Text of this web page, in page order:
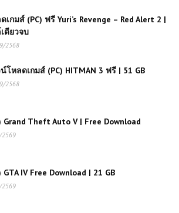
X Boruto: Ultimate
Connections | Free
ฟรี Firefighting
เกมนักผจญเพลิงสุด
ทุกสถานการณ์
GTA IV Free Download |
The Arrival Free
เกมส์ (PC) ฟรี Yuri’s Revenge – Red Alert 2 |
ดียวจบ
2568
โหลดเกมส์ (PC) HITMAN 3 ฟรี | 51 GB
2568
Grand Theft Auto V | Free Download
GTA IV Free Download | 21 GB